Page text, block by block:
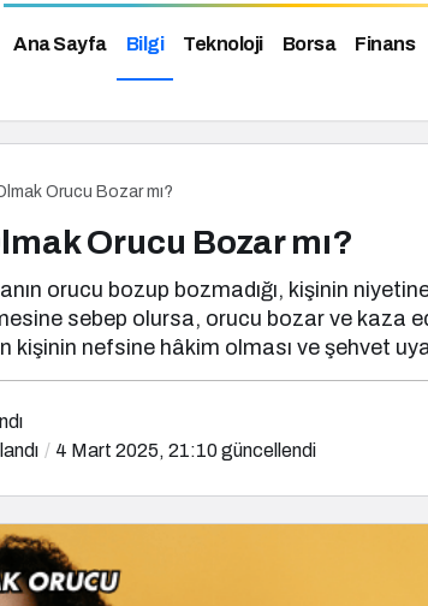
Ana Sayfa Bilgi Teknoloji Borsa Finans
Orucu Bozar mı?
Orucu Bozar mı?
orucu bozup bozmadığı, kişinin
sebep olursa, orucu bozar ve kaza
nefsine hâkim olması ve şehvet
4 Mart 2025, 21:10güncellendi